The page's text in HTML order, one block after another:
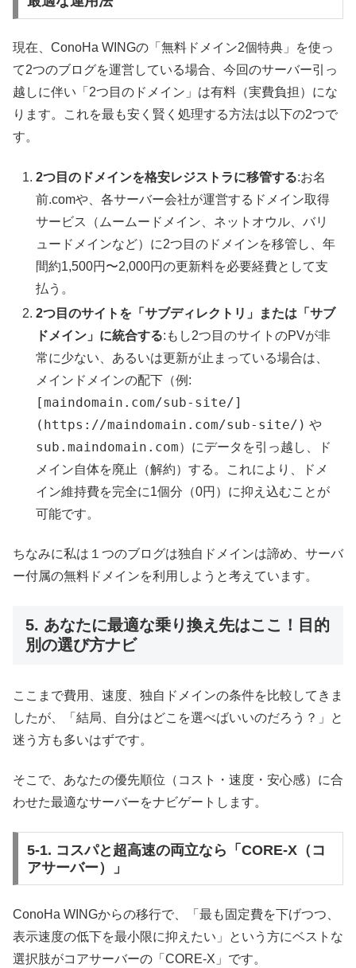
現在、ConoHa WINGの「無料ドメイン2個特典」を使っ
て2つのブログを運営している場合、今回のサーバー引っ
越しに伴い「2つ目のドメイン」は有料（実費負担）にな
ります。これを最も安く賢く処理する方法は以下の2つで
す。
2つ目のドメインを格安レジストラに移管する:お名
前.comや、各サーバー会社が運営するドメイン取得
サービス（ムームードメイン、ネットオウル、バリ
ュードメインなど）に2つ目のドメインを移管し、年
間約1,500円〜2,000円の更新料を必要経費として支
払う。
2つ目のサイトを「サブディレクトリ」または「サブ
ドメイン」に統合する:もし2つ目のサイトのPVが非
常に少ない、あるいは更新が止まっている場合は、
メインドメインの配下（例:
[maindomain.com/sub-site/]
(https://maindomain.com/sub-site/) や
sub.maindomain.com）にデータを引っ越し、ド
メイン自体を廃止（解約）する。これにより、ドメ
イン維持費を完全に1個分（0円）に抑え込むことが
可能です。
ちなみに私は１つのブログは独自ドメインは諦め、サーバ
ー付属の無料ドメインを利用しようと考えています。
5. あなたに最適な乗り換え先はここ！目的
別の選び方ナビ
ここまで費用、速度、独自ドメインの条件を比較してきま
したが、「結局、自分はどこを選べばいいのだろう？」と
迷う方も多いはずです。
そこで、あなたの優先順位（コスト・速度・安心感）に合
わせた最適なサーバーをナビゲートします。
5-1. コスパと超高速の両立なら「CORE-X（コ
アサーバー）」
ConoHa WINGからの移行で、「最も固定費を下げつつ、
表示速度の低下を最小限に抑えたい」という方にベストな
選択肢がコアサーバーの「CORE-X」です。